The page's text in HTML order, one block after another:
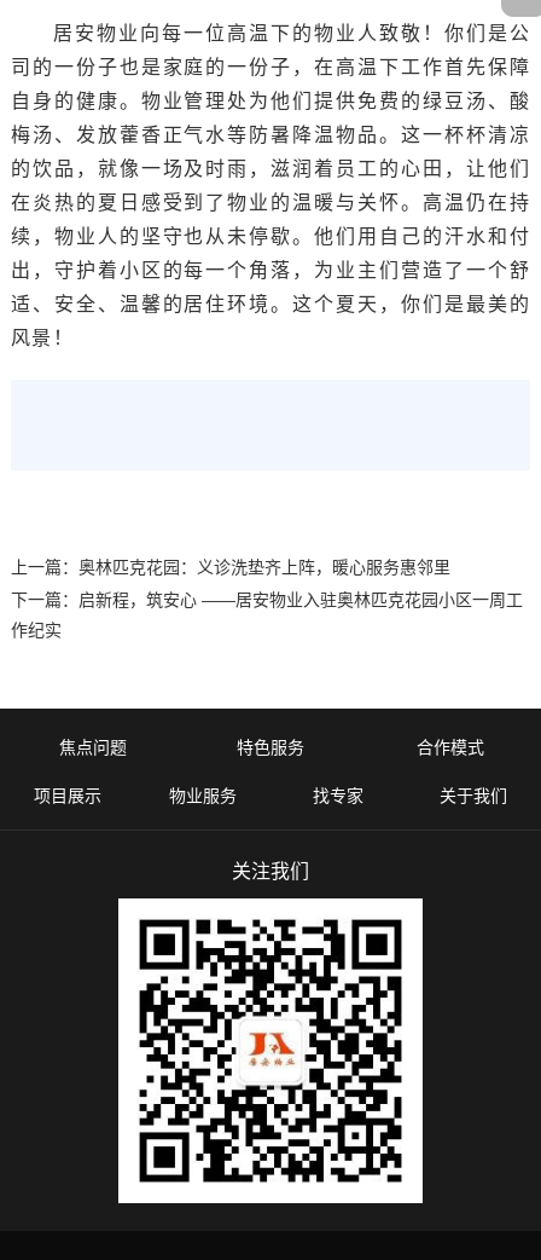
居安物业向每一位高温下的物业人致敬！你们是公
司的一份子也是家庭的一份子，在高温下工作首先保障
自身的健康。物业管理处为他们提供免费的绿豆汤、酸
梅汤、发放藿香正气水等防暑降温物品。这一杯杯清凉
的饮品，就像一场及时雨，滋润着员工的心田，让他们
在炎热的夏日感受到了物业的温暖与关怀。高温仍在持
续，物业人的坚守也从未停歇。他们用自己的汗水和付
出，守护着小区的每一个角落，为业主们营造了一个舒
适、安全、温馨的居住环境。这个夏天，你们是最美的
风景！
上一篇： 奥林匹克花园：义诊洗垫齐上阵，暖心服务惠邻里
下一篇： 启新程，筑安心 ——居安物业入驻奥林匹克花园小区一周工
作纪实
焦点问题 特色服务 合作模式
项目展示 物业服务 找专家 关于我们
关注我们